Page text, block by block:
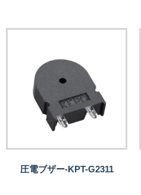
圧電ブザー-KPT-G2311